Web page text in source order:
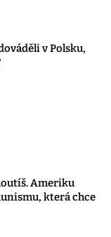
v Polsku,
Ameriku
která chce